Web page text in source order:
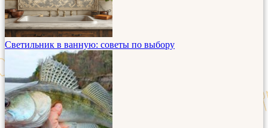
Светильник в ванную: советы по выбору